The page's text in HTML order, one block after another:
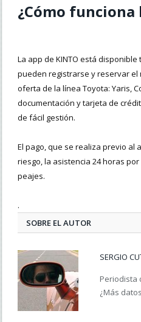
¿Cómo funciona
La app de KINTO está
pueden registrarse y reservar el
oferta de la línea Toyota: Yaris,
documentación y tarjeta de
de fácil gestión.
El pago, que se realiza previo al
riesgo, la asistencia 24 horas
peajes.
.
SOBRE EL AUTOR
SERGIO
Periodista
¿Más